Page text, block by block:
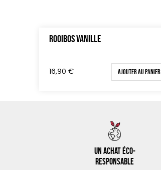
ROOIBOS VANILLE
16,90 € Ajouter au panier
Un achat éco-
responsable